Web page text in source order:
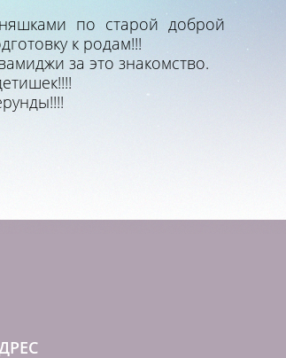
по старой доброй
к родам!!!
за это знакомство.